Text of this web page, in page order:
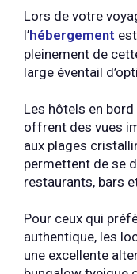
Lors de votre
l’hébergement
pleinement de
large éventail
Les hôtels en
offrent des vues
aux plages
permettent de se
restaurants, bars
Pour ceux qui
authentique, les
une excellente